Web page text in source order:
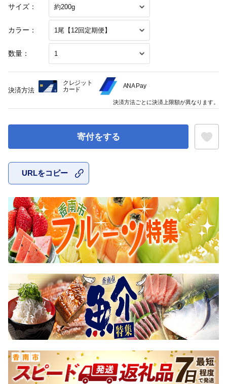
サイズ：
カラー：
数量：
寄付をする
URLをコピー
決済方法
クレジット
カード
ANA Pay
決済方法ごとに決済上限額が異なります。